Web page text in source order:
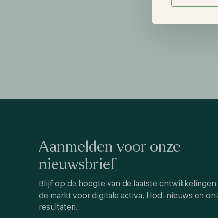
Aanmelden voor onze
nieuwsbrief
Blijf op de hoogte van de laatste ontwikkelingen
de markt voor digitale activa, Hodl-nieuws en
resultaten.